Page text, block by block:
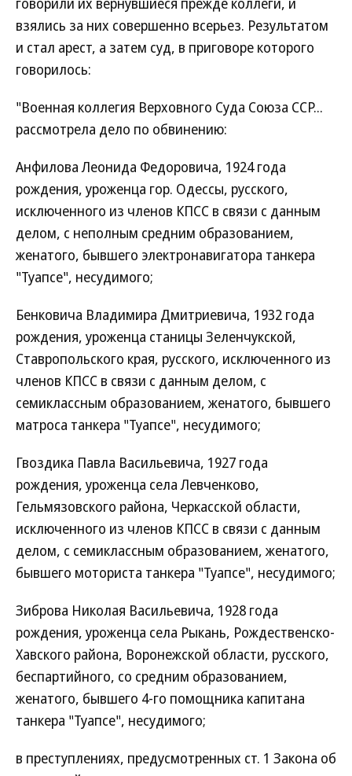
взялись за них совершенно всерьез. Результатом
и стал арест, а затем суд, в приговоре которого
говорилось:
"Военная коллегия Верховного Суда Союза ССР...
рассмотрела дело по обвинению:
Анфилова Леонида Федоровича, 1924 года
рождения, уроженца гор. Одессы, русского,
исключенного из членов КПСС в связи с данным
делом, с неполным средним образованием,
женатого, бывшего электронавигатора танкера
"Туапсе", несудимого;
Бенковича Владимира Дмитриевича, 1932 года
рождения, уроженца станицы Зеленчукской,
Ставропольского края, русского, исключенного из
членов КПСС в связи с данным делом, с
семиклассным образованием, женатого, бывшего
матроса танкера "Туапсе", несудимого;
Гвоздика Павла Васильевича, 1927 года
рождения, уроженца села Левченково,
Гельмязовского района, Черкасской области,
исключенного из членов КПСС в связи с данным
делом, с семиклассным образованием, женатого,
бывшего моториста танкера "Туапсе", несудимого;
Зиброва Николая Васильевича, 1928 года
рождения, уроженца села Рыкань, Рождественско-
Хавского района, Воронежской области, русского,
беспартийного, со средним образованием,
женатого, бывшего 4-го помощника капитана
танкера "Туапсе", несудимого;
в преступлениях, предусмотренных ст. 1 Закона об